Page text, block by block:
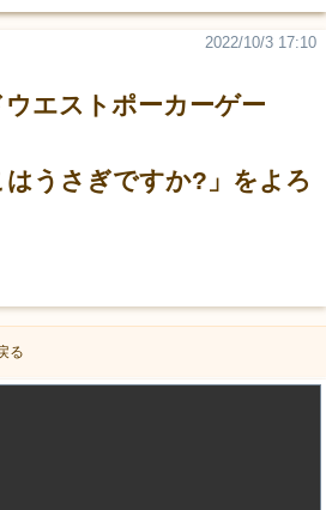
エストポーカーゲー
うさぎですか?」をよろ
2022/10/3 17:10
る